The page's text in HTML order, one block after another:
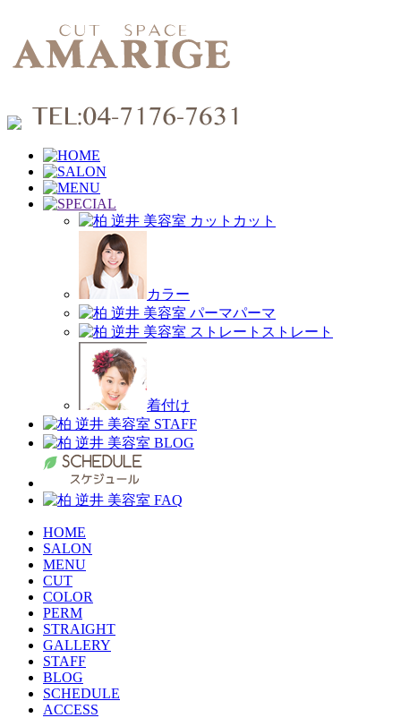
カット
カラー
パーマ
ストレート
着付け
HOME
SALON
MENU
CUT
COLOR
PERM
STRAIGHT
GALLERY
STAFF
BLOG
SCHEDULE
ACCESS